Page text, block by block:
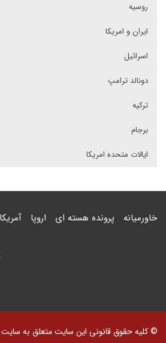
روسیه
ایران و امریکا
اسرائیل
دونالد ترامپ
ترکیه
برجام
ایالات متحده امریکا
خاورمیانه پرونده هسته ای اروپا آمریکا
© کلیه حقوق قانونی این سایت متعلق به سایت